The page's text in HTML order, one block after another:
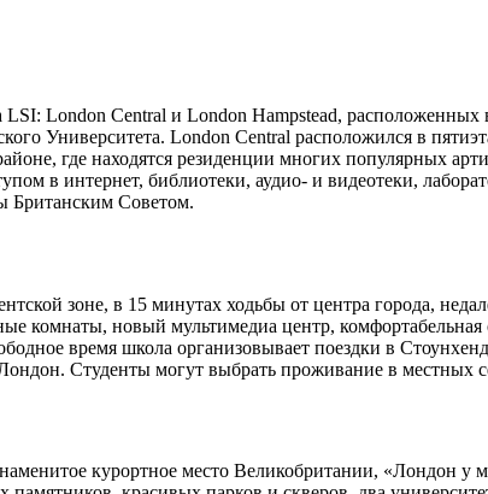
London Central и London Hampstead, расположенных
Университета. London Central расположился в
где находятся резиденции многих популярных
в интернет, библиотеки, аудио- и видеотеки,
Британским Советом.
зоне, в 15 минутах ходьбы от центра города,
комнаты, новый мультимедиа центр, комфортабельная
время школа организовывает поездки в
Студенты могут выбрать проживание в местных
курортное место Великобритании, «Лондон